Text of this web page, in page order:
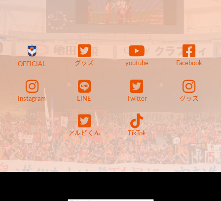
OFFICIAL グッズ youtube Facebook
Instagram LINE Twitter グッズ
アルビくん TikTok